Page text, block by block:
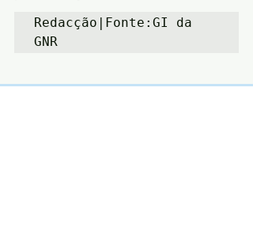
Redacção|Fonte:GI da
GNR